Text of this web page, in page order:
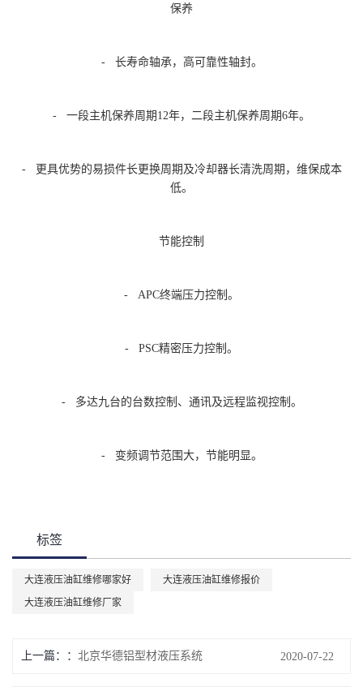
保养
- 长寿命轴承，高可靠性轴封。
- 一段主机保养周期12年，二段主机保养周期6年。
- 更具优势的易损件长更换周期及冷却器长清洗周期，维保成本
低。
节能控制
- APC终端压力控制。
- PSC精密压力控制。
- 多达九台的台数控制、通讯及远程监视控制。
- 变频调节范围大，节能明显。
标签
大连液压油缸维修哪家好
大连液压油缸维修报价
大连液压油缸维修厂家
上一篇： 北京华德铝型材液压系统 2020-07-22